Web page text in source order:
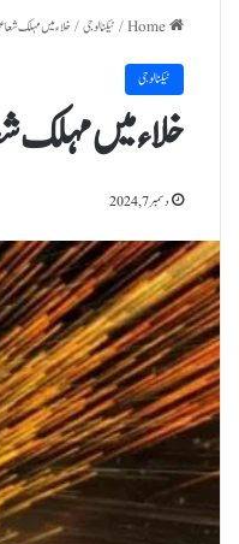
/ ٹیکنالوجی/ خلاء میں مہلک
ٹیکنالوجی
خلاء میں
دسمبر 7, 2024